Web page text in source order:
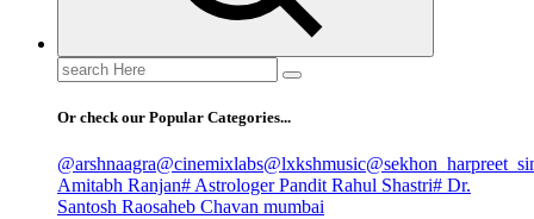
Search
for:
Or check our Popular Categories...
@arshnaagra@cinemixlabs@lxkshmusic
Amitabh Ranjan# Astrologer Pandit Rahul Shastri# Dr.
Santosh Raosaheb Chavan mumbai